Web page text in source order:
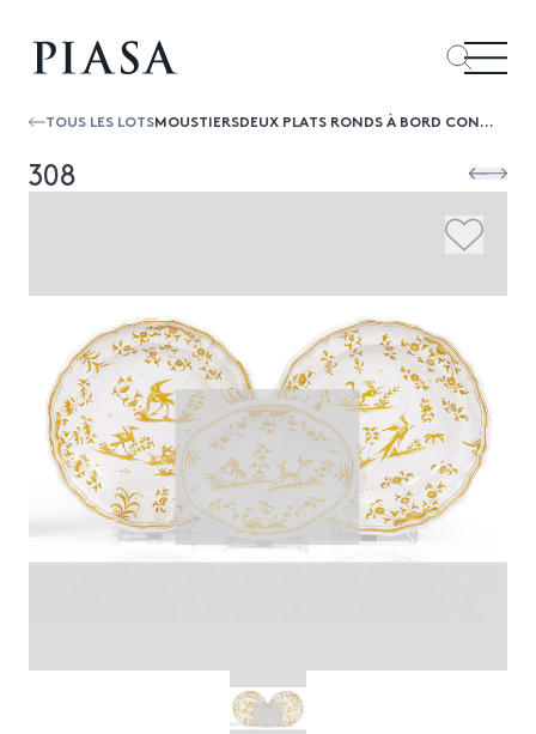
TOUS LES LOTS MOUSTIERSDEUX PLATS RONDS À BORD CONTOURNÉ À DÉCOR EN CAMAÏEU ORANGÉ DE FIGURES GROTESQUES ET ANIMAUX FANTASTIQUES.XVIIIE SIÈCLEØ 28 CM
308